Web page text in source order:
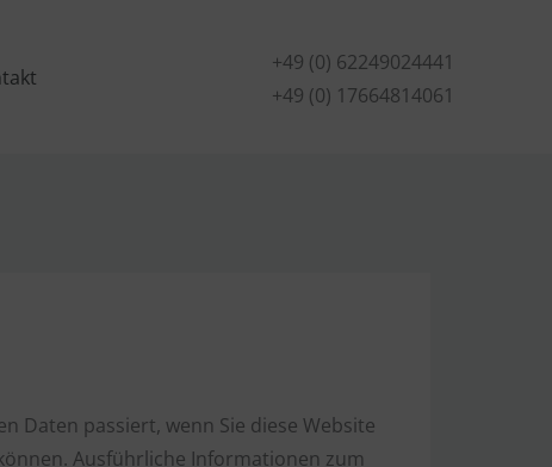
+49 (0) 62249024441
+49 (0) 17664814061
Daten passiert, wenn Sie diese Website
Ausführliche Informationen zum